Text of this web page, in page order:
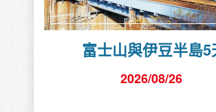
富士山與伊豆半島5
2026/08/26